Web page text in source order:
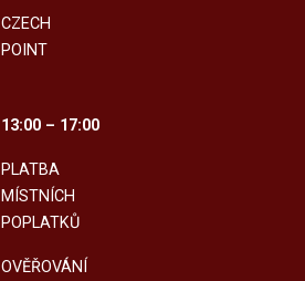
CZECH
POINT
13:00 – 17:00
PLATBA
MÍSTNÍCH
POPLATKŮ
OVĚŘOVÁNÍ